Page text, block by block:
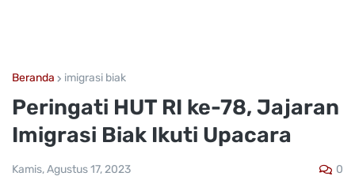
Beranda imigrasi biak
Peringati HUT RI ke-78, Jajaran
Imigrasi Biak Ikuti Upacara
Kamis, Agustus 17, 2023 0